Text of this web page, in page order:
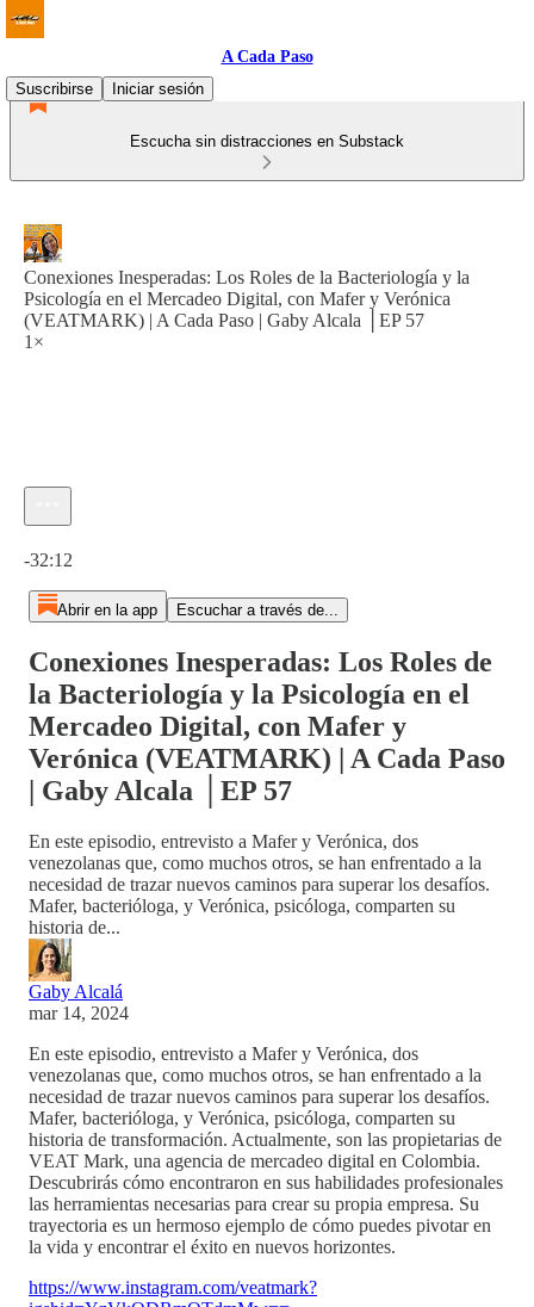
A Cada Paso
Suscribirse
Iniciar sesión
Escucha sin distracciones en Substack
Conexiones Inesperadas: Los Roles de la Bacteriología y la
Psicología en el Mercadeo Digital, con Mafer y Verónica
(VEATMARK) | A Cada Paso | Gaby Alcala │EP 57
1×
-32:12
Abrir en la app Escuchar a través de...
Conexiones Inesperadas: Los Roles de
la Bacteriología y la Psicología en el
Mercadeo Digital, con Mafer y
Verónica (VEATMARK) | A Cada Paso
| Gaby Alcala │EP 57
En este episodio, entrevisto a Mafer y Verónica, dos
venezolanas que, como muchos otros, se han enfrentado a la
necesidad de trazar nuevos caminos para superar los desafíos.
Mafer, bacterióloga, y Verónica, psicóloga, comparten su
historia de...
Gaby Alcalá
mar 14, 2024
En este episodio, entrevisto a Mafer y Verónica, dos
venezolanas que, como muchos otros, se han enfrentado a la
necesidad de trazar nuevos caminos para superar los desafíos.
Mafer, bacterióloga, y Verónica, psicóloga, comparten su
historia de transformación. Actualmente, son las propietarias de
VEAT Mark, una agencia de mercadeo digital en Colombia.
Descubrirás cómo encontraron en sus habilidades profesionales
las herramientas necesarias para crear su propia empresa. Su
trayectoria es un hermoso ejemplo de cómo puedes pivotar en
la vida y encontrar el éxito en nuevos horizontes.
https://www.instagram.com/veatmark?